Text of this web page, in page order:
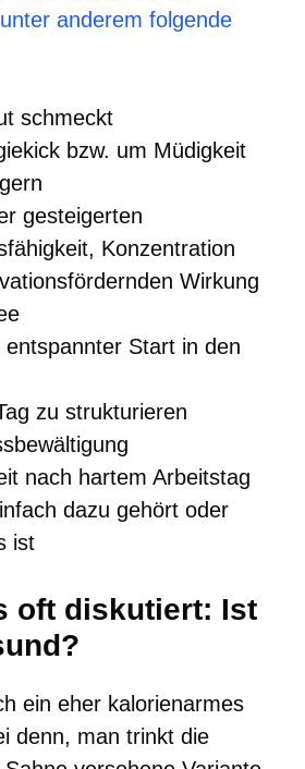
anderem folgende
schmeckt
bzw. um Müdigkeit
gesteigerten
Konzentration
Wirkung
entspannter Start in den
zu strukturieren
nach hartem Arbeitstag
dazu gehört oder
ist
oft diskutiert: Ist
ein eher kalorienarmes
denn, man trinkt die